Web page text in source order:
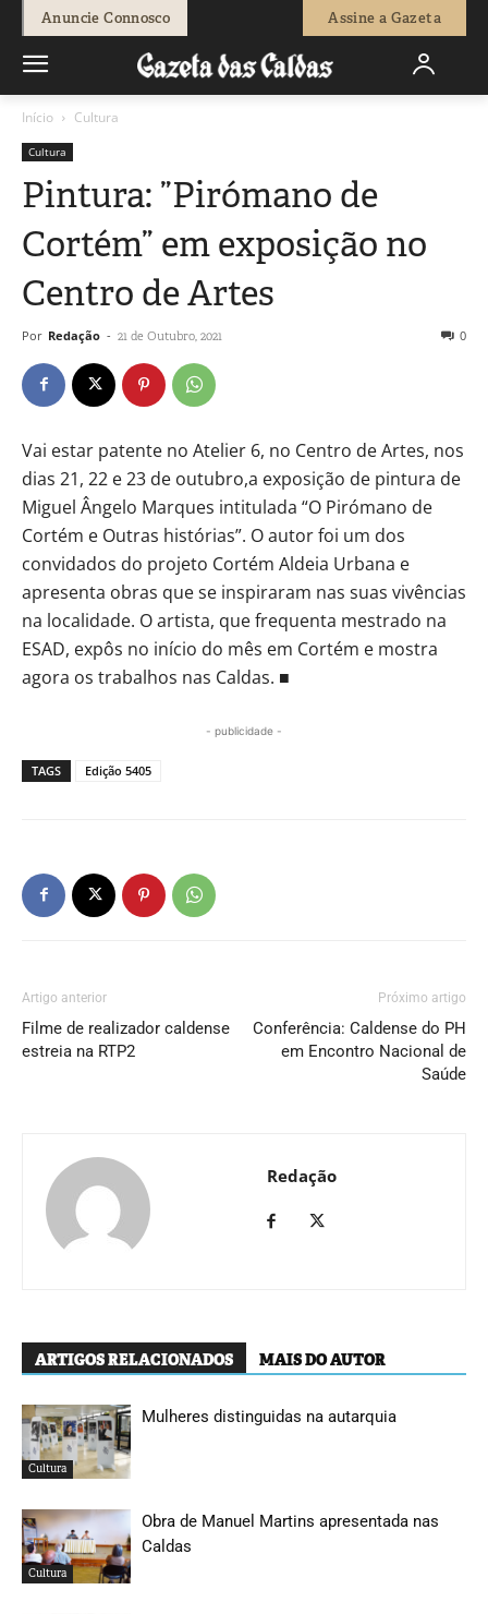
Anuncie Connosco Assine a Gazeta
Início Cultura
Cultura
Pintura: ”Pirómano de
Cortém” em exposição no
Centro de Artes
Por Redação - 21 de Outubro, 2021 0
Vai estar patente no Atelier 6, no Centro de Artes, nos
dias 21, 22 e 23 de outubro,a exposição de pintura de
Miguel Ângelo Marques intitulada “O Pirómano de
Cortém e Outras histórias”. O autor foi um dos
convidados do projeto Cortém Aldeia Urbana e
apresenta obras que se inspiraram nas suas vivências
na localidade. O artista, que frequenta mestrado na
ESAD, expôs no início do mês em Cortém e mostra
agora os trabalhos nas Caldas. ■
- publicidade -
TAGS Edição 5405
Artigo anterior
Filme de realizador caldense
estreia na RTP2
Próximo artigo
Conferência: Caldense do PH
em Encontro Nacional de
Saúde
Redação
ARTIGOS RELACIONADOS MAIS DO AUTOR
Cultura
Mulheres distinguidas na autarquia
Cultura
Obra de Manuel Martins apresentada nas
Caldas